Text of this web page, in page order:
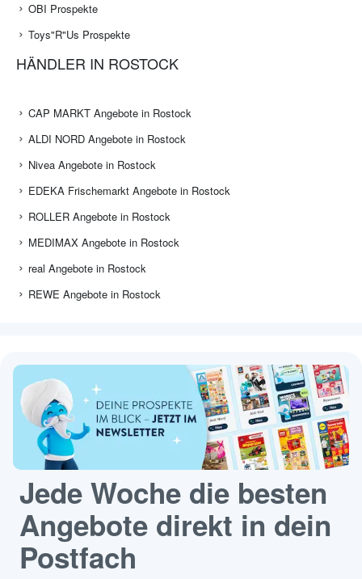
OBI Prospekte
Toys"R"Us Prospekte
HÄNDLER IN ROSTOCK
CAP MARKT Angebote in Rostock
ALDI NORD Angebote in Rostock
Nivea Angebote in Rostock
EDEKA Frischemarkt Angebote in Rostock
ROLLER Angebote in Rostock
MEDIMAX Angebote in Rostock
real Angebote in Rostock
REWE Angebote in Rostock
Jede Woche die besten
Angebote direkt in dein
Postfach